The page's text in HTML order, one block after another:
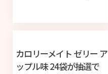
カロリーメイト ゼリー ア
ップル味 24袋が抽選で